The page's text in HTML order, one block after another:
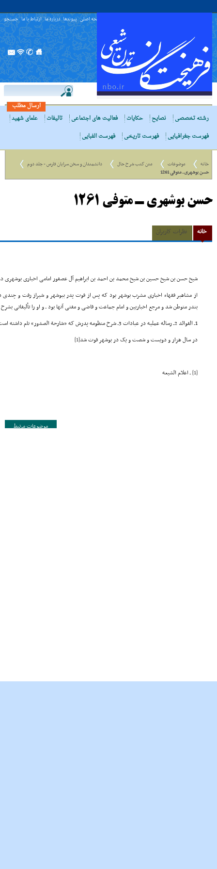
صفحه اصلی پیوندها درباره ما ارتباط با ما جستجو
ارسال مطلب
رشته تخصصی
نصایح حکایات فعالیت های اجتماعی تالیفات
علمای شهید
فهرست جغرافیایی
فهرست تاریخی فهرست الفبایی
خانه موضوعات متن کتب شرح حال
دانشمندان و سخن سرایان فارس - جلد دوم
حسن بوشهری ـ متوفی 1261
حسن بوشهری ـ متوفی 1261
خانه نظرات کاربران
شیخ حسن بن شیخ حسین بن شیخ محمد بن احمد بن ابراهیم آل عصفور امامی اخباری بوشهری
از مشاهیر فقهاء اخباری مشرب بوشهر بود که پس از فوت پدر ببوشهر و شیراز رفت و
بندر متوطن شد و مرجع اخباریین و امام جماعت و قاضی و مفتی آنها بود‌ ـ و او را تألیفاتی
1ـ الفوائد 2ـ رساله عملیه در عبادات 3ـ شرح منظومه پدرش که «شارحة الصدور» نام داشته است 4ـ مناسک الحج
در سال هزار و دویست و شصت و یک در بوشهر فوت شد[1]
[1] ـ اعلام الشیعه
موضوعات مرتبط